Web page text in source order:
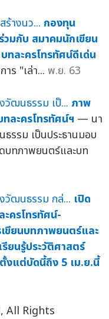
กองทุน
มกับ สมาคมนักเขียน
ทละครโทรทัศน์ดีเด่น
ร "เล่า... พ.ย. 63
ภาพ
ละครโทรทัศน์ฯ — นา
รม เป็นประธานมอบ
บทภาพยนตร์และบท
เปิด
ครโทรทัศน์-
ขียนบทภาพยนตร์และ
ยนรู้ประวัติศาสตร์
งแต่บัดนี้ถึง 5 เม.ย.นี้
All Rights